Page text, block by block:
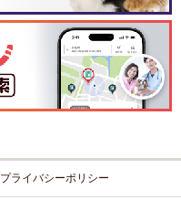
プライバシーポリシー